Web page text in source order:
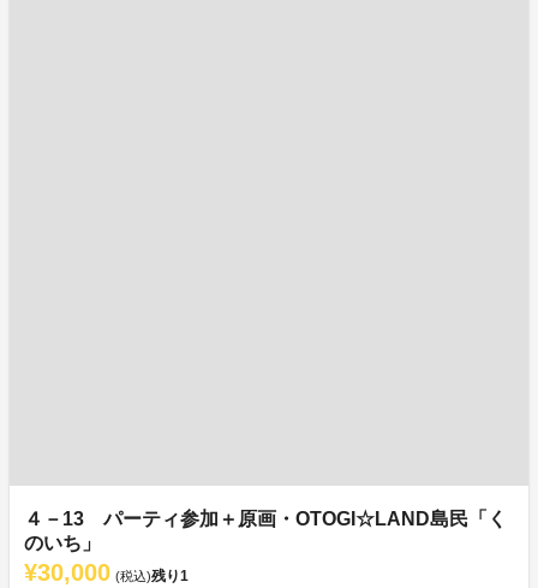
４－13 パーティ参加＋原画・OTOGI☆LAND島民「く
のいち」
¥30,000 (税込)残り1